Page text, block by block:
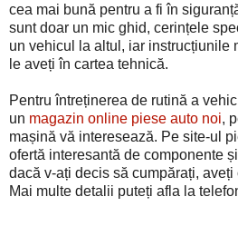
cea mai bună pentru a fi în
sunt doar un mic ghid, cerințele
un vehicul la altul, iar instrucțiunile
le aveți în cartea tehnică.
Pentru întreținerea de rutină a
un magazin online piese auto noi,
mașină vă interesează. Pe site-ul
ofertă interesantă de componente
dacă v-ați decis să cumpărați,
Mai multe detalii puteți afla la